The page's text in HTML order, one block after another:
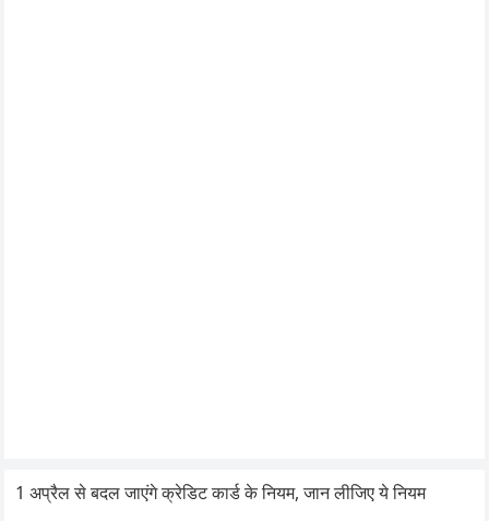
1 अप्रैल से बदल जाएंगे क्रेडिट कार्ड के नियम, जान लीजिए ये नियम